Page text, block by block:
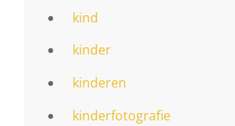
kind
kinder
kinderen
kinderfotografie